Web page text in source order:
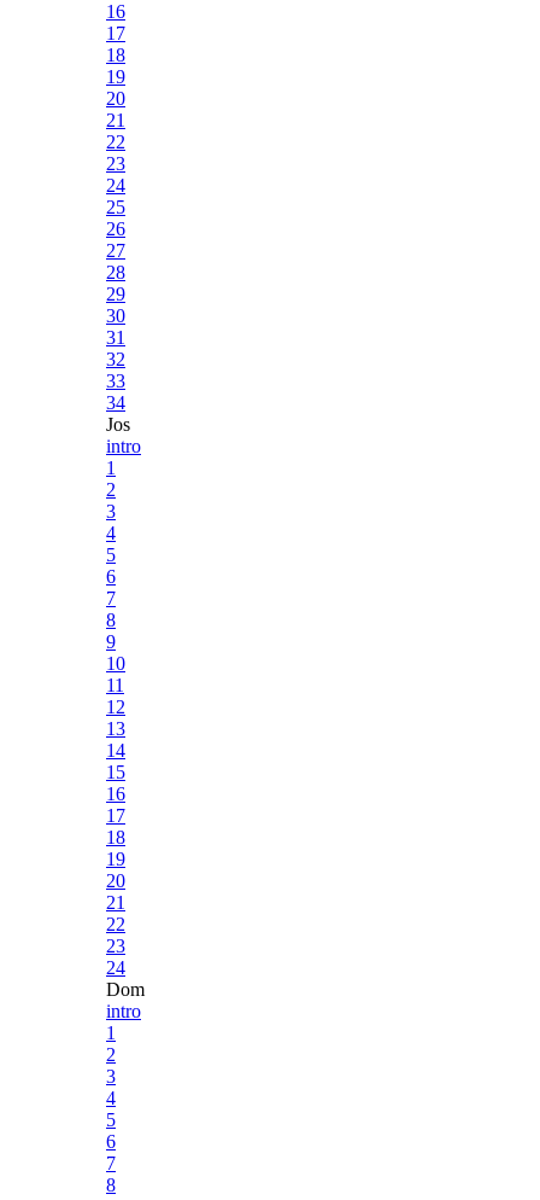
16
17
18
19
20
21
22
23
24
25
26
27
28
29
30
31
32
33
34
Jos
intro
1
2
3
4
5
6
7
8
9
10
11
12
13
14
15
16
17
18
19
20
21
22
23
24
Dom
intro
1
2
3
4
5
6
7
8